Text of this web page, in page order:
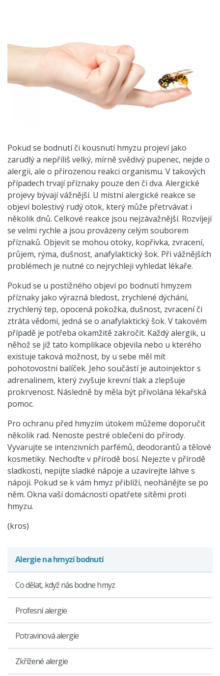
Pokud se bodnutí či kousnutí hmyzu projeví jako
zarudlý a nepříliš velký, mírně svědivý pupenec, nejde o
alergii, ale o přirozenou reakci organismu. V takových
případech trvají příznaky pouze den či dva. Alergické
projevy bývají vážnější. U místní alergické reakce se
objeví bolestivý rudý otok, který může přetrvávat i
několik dnů. Celkové reakce jsou nejzávažnější. Rozvíjejí
se velmi rychle a jsou provázeny celým souborem
příznaků. Objevit se mohou otoky, kopřivka, zvracení,
průjem, rýma, dušnost, anafylaktický šok. Při vážnějších
problémech je nutné co nejrychleji vyhledat lékaře.
Pokud se u postižného objeví po bodnutí hmyzem
příznaky jako výrazná bledost, zrychlené dýchání,
zrychlený tep, opocená pokožka, dušnost, zvracení či
ztráta vědomí, jedná se o anafylaktický šok. V takovém
případě je potřeba okamžitě zakročit. Každý alergik, u
něhož se již tato komplikace objevila nebo u kterého
existuje taková možnost, by u sebe měl mít
pohotovostní balíček. Jeho součástí je autoinjektor s
adrenalinem, který zvyšuje krevní tlak a zlepšuje
prokrvenost. Následně by měla být přivolána lékařská
pomoc.
Pro ochranu před hmyzím útokem můžeme doporučit
několik rad. Nenoste pestré oblečení do přírody.
Vyvarujte se intenzivních parfémů, deodorantů a tělové
kosmetiky. Nechoďte v přírodě bosí. Nejezte v přírodě
sladkosti, nepijte sladké nápoje a uzavírejte láhve s
nápoji. Pokud se k vám hmyz přiblíží, neohánějte se po
něm. Okna vaší domácnosti opatřete sítěmi proti
hmyzu.
(kros)
Alergie na hmyzí bodnutí
Co dělat, když nás bodne hmyz
Profesní alergie
Potravinová alergie
Zkřížené alergie